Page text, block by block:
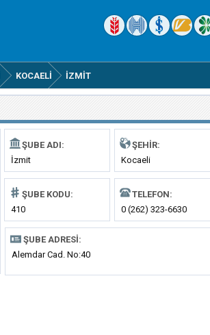
KOCAELI İZMIT
ŞUBE ADI:
İzmit
ŞEHIR:
Kocaeli
ŞUBE KODU:
410
TELEFON:
0 (262) 323-6630
ŞUBE ADRESI:
Alemdar Cad. No:40